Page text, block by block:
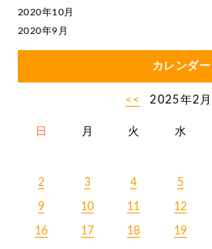
2020年10月
2020年9月
カレンダー
<< 2025年2月
日 月 火 水
2 3 4 5
9 10 11 12
16 17 18 19